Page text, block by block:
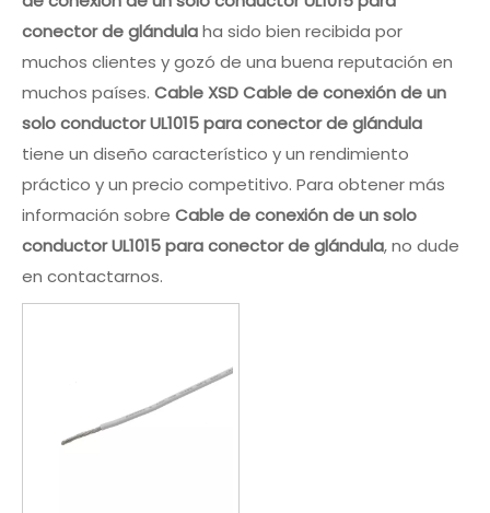
conector de glándulaha sido bien recibida por
muchos clientes y gozó de una buena reputación en
muchos países. Cable XSDCable de conexión de un
solo conductor UL1015 para conector de glándula
tiene un diseño característico y un rendimiento
práctico y un precio competitivo. Para obtener más
información sobre Cable de conexión de un solo
conductor UL1015 para conector de glándula, no dude
en contactarnos.